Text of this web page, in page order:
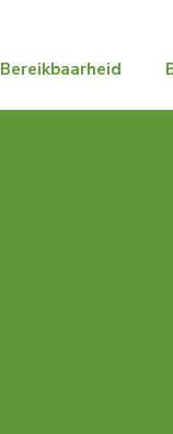
Bereikbaarheid